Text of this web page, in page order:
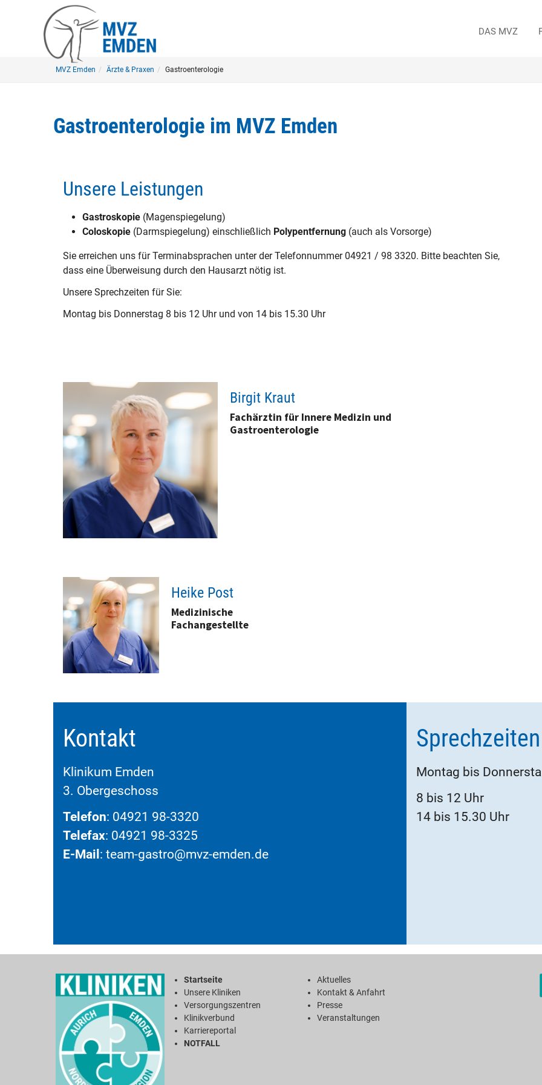
DAS MVZ
You
MVZ Emden Ärzte & Praxen Gastroenterologie
Gastroenterologie im MVZ Emden
Unsere Leistungen
Gastroskopie (Magenspiegelung)
Coloskopie (Darmspiegelung) einschließlich Polypentfernung (auch als Vorsorge)
Sie erreichen uns für Terminabsprachen unter der Telefonnummer 04921 / 98 3320. Bitte beachten Sie,
dass eine Überweisung durch den Hausarzt nötig ist.
Unsere Sprechzeiten für Sie:
Montag bis Donnerstag 8 bis 12 Uhr und von 14 bis 15.30 Uhr
Birgit Kraut
Fachärztin für Innere Medizin und
Gastroenterologie
Heike Post
Medizinische
Fachangestellte
Kontakt
Klinikum Emden
3. Obergeschoss
Telefon: 04921 98-3320
Telefax: 04921 98-3325
E-Mail : team-gastro@mvz-emden.de
Sprechzeiten
Montag bis
8 bis 12 Uhr
14 bis 15.30 Uhr
Startseite
Unsere Kliniken
Versorgungszentren
Klinikverbund
Karriereportal
NOTFALL
Aktuelles
Kontakt & Anfahrt
Presse
Veranstaltungen